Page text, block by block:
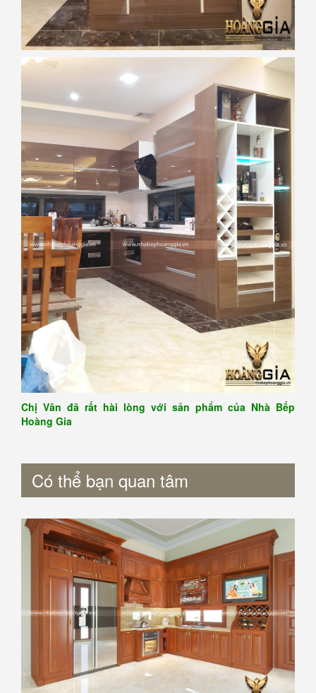
Chị Vân đã rất hài lòng với sản phẩm của Nhà Bếp
Hoàng Gia
Có thể bạn quan tâm